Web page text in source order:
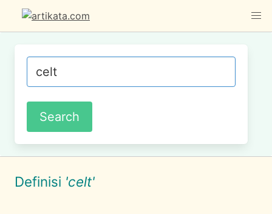
Definisi 'celt'